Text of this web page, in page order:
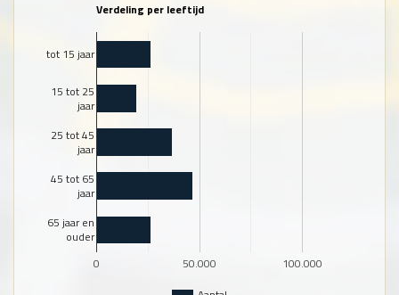
Verdeling per leeftijd
0 50.000 100.000
tot 15 jaar
15 tot 25
jaar
25 tot 45
jaar
45 tot 65
jaar
65 jaar en
ouder